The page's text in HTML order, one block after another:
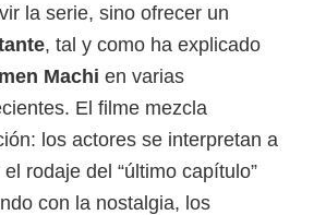
la serie, sino ofrecer un
, tal y como ha explicado
Machi en varias
El filme mezcla
los actores se interpretan a
rodaje del “último capítulo”
con la nostalgia, los